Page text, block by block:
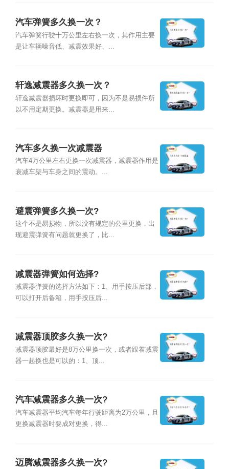
汽车弹簧多久换一次？
汽车弹簧行驶十万公里左右换一次，其作用主要
是让车辆噪音低、减震效果好、...
轩逸减震器多久换一次？
轩逸减震器损坏时更换即可，因为不是易损件所
以不用定期更换。减震器是用来...
汽车多久换一次减震器
汽车4万公里左右更换一次减震器，减震器作用是
衰减车架与车身之间的震动。...
避震弹簧多久换一次?
这个不是易损物，所以没有规定的公里更换，出
现避震弹簧有问题就更换了，比...
减震器弹簧如何选择?
减震器弹簧的选择方法如下：1、用手按压后部，
可以打开后备箱，用手按压后...
减震器顶胶多久换一次?
减震器顶胶最好是8万公里换一次，或者跟着减震
器一起换也是可以的：1、顶...
汽车减震器多久换一次?
汽车减震器平均汽车每年行驶距离为2万公里，且
更换减震器时要成对更换，得...
迈腾减震器多久换一次?